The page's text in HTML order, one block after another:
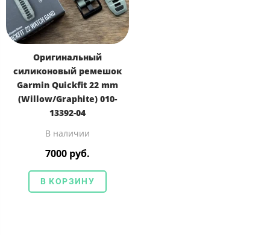
Оригинальный
силиконовый ремешок
Garmin Quickfit 22 mm
(Willow/Graphite) 010-
13392-04
В наличии
7000 руб.
В КОРЗИНУ